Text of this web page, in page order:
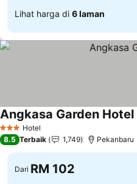
Lihat harga di 6 laman
3 BintangHotel
Angkasa Garden Hotel
8.5 Terbaik 1,749 Pekanbaru
Dari RM 102